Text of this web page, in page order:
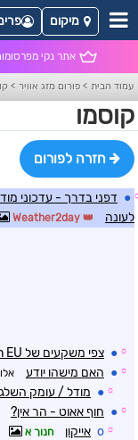
אתר נקי
מיקום
עמוד הבית > פורום מזג אוויר >
קוסמו
חזרה לפורום
● דפני בדרך - עדכוני
לעונה
☼
● צפי משקעים של Icon EU
☼
● האם מישהו יודע
☼
● מודל / עומק
☼
● חוף אאוט - הר אין?
☼
o אייקון חנוך א